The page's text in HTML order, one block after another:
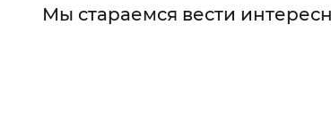
Мы стараемся вести